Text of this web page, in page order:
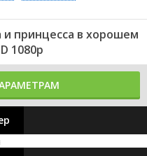
принцесса в хорошем
1080p